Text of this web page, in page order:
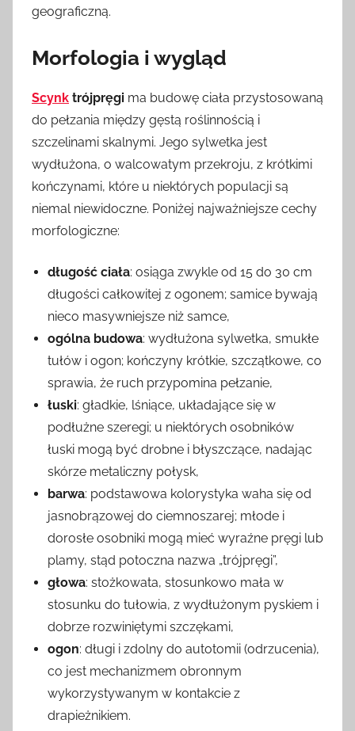
geograficzną.
Morfologia i wygląd
Scynk trójpręgi ma budowę ciała przystosowaną
do pełzania między gęstą roślinnością i
szczelinami skalnymi. Jego sylwetka jest
wydłużona, o walcowatym przekroju, z krótkimi
kończynami, które u niektórych populacji są
niemal niewidoczne. Poniżej najważniejsze cechy
morfologiczne:
długość ciała: osiąga zwykle od 15 do 30 cm
długości całkowitej z ogonem; samice bywają
nieco masywniejsze niż samce,
ogólna budowa: wydłużona sylwetka, smukłe
tułów i ogon; kończyny krótkie, szczątkowe, co
sprawia, że ruch przypomina pełzanie,
łuski: gładkie, lśniące, układające się w
podłużne szeregi; u niektórych osobników
łuski mogą być drobne i błyszczące, nadając
skórze metaliczny połysk,
barwa: podstawowa kolorystyka waha się od
jasnobrązowej do ciemnoszarej; młode i
dorosłe osobniki mogą mieć wyraźne pręgi lub
plamy, stąd potoczna nazwa „trójpręgi”,
głowa: stożkowata, stosunkowo mała w
stosunku do tułowia, z wydłużonym pyskiem i
dobrze rozwiniętymi szczękami,
ogon: długi i zdolny do autotomii (odrzucenia),
co jest mechanizmem obronnym
wykorzystywanym w kontakcie z
drapieżnikiem.